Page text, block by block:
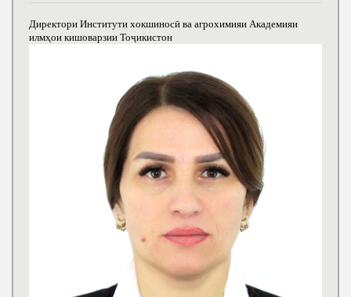
Директори Институти хокшиносӣ ва агрохимияи Академияи
илмҳои кишоварзии Тоҷикистон